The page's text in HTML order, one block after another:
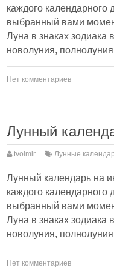
каждого
выбранный вами
Луна в знаках зодиака
новолуния,
Нет комментариев
Лунный
tvoimir Лунные
Лунный календарь на
каждого
выбранный вами
Луна в знаках зодиака
новолуния,
Нет комментариев